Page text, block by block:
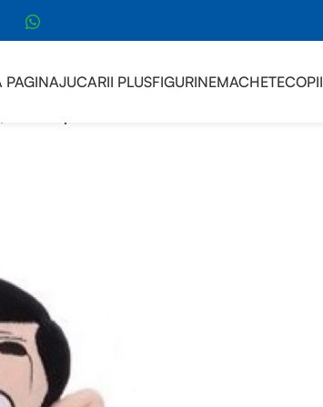
PAGINAJUCARII PLUSFIGURINEMACHETECOPII